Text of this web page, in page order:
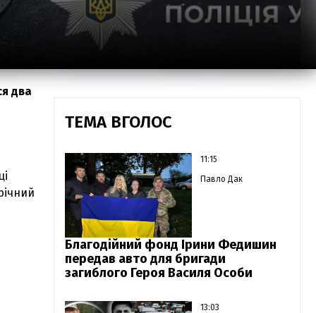
два
ТЕМА ВГОЛОС
11:15
Павло Дак
Благодійний фонд Ірини Федишин
передав авто для бригади
загиблого Героя Василя Особи
13:03